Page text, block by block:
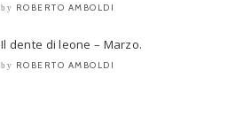
by ROBERTO AMBOLDI
Il dente di leone – Marzo.
by ROBERTO AMBOLDI